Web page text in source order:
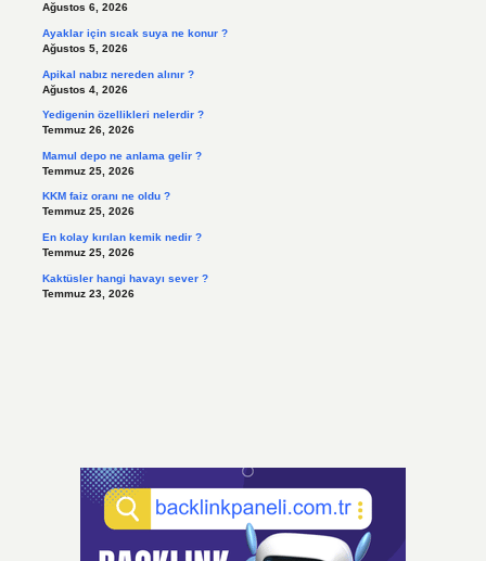
Ağustos 6, 2026
Ayaklar için sıcak suya ne konur ?
Ağustos 5, 2026
Apikal nabız nereden alınır ?
Ağustos 4, 2026
Yedigenin özellikleri nelerdir ?
Temmuz 26, 2026
Mamul depo ne anlama gelir ?
Temmuz 25, 2026
KKM faiz oranı ne oldu ?
Temmuz 25, 2026
En kolay kırılan kemik nedir ?
Temmuz 25, 2026
Kaktüsler hangi havayı sever ?
Temmuz 23, 2026